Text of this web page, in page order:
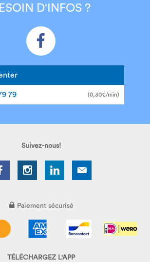
D'INFOS ?
79 (0,30€/min)
Suivez-nous!
Paiement sécurisé
TÉLÉCHARGEZ L'APP